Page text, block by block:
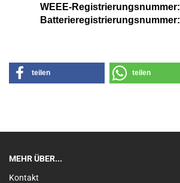
WEEE-Registrierungsnummer:
Batterieregistrierungsnummer:
teilen teilen
MEHR ÜBER...
Kontakt